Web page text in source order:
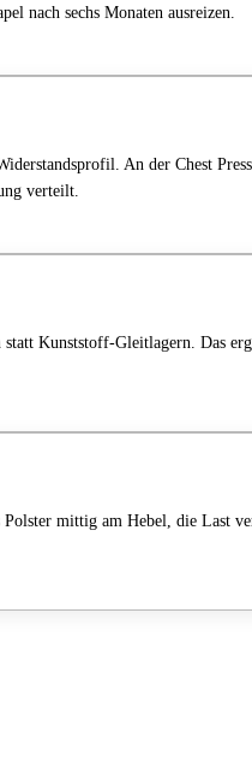
nach sechs Monaten ausreizen.
An der Chest
verteilt.
Kunststoff-Gleitlagern. Das
mittig am Hebel, die Last